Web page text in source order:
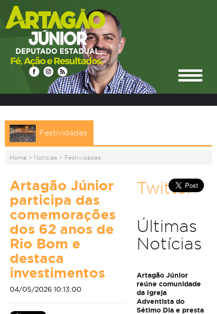
Festividades
Home > Notícias > Festividades
Artagão Júnior
participa das
comemorações
dos 62 anos de
Rio Bom e
destaca
investimentos
04/05/2026 10:13:00
Twitter
Últimas
Notícias
Artagão Júnior
reúne comunidade
da Igreja
Adventista do
Sétimo Dia e presta